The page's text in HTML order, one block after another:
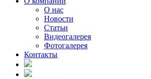
О нас
Новости
Статьи
Видеогалерея
Фотогалерея
Контакты